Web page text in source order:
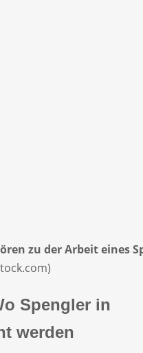
zu der Arbeit eines
Spengler in
werden